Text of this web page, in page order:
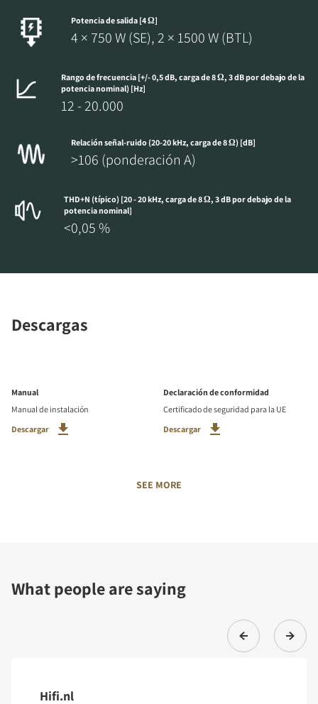
Potencia de salida [4 Ω]
4 × 750 W (SE), 2 × 1500 W (BTL)
Rango de frecuencia [+/- 0,5 dB, carga de 8 Ω, 3 dB por debajo de la
potencia nominal) [Hz]
12 - 20.000
Relación señal-ruido (20-20 kHz, carga de 8 Ω) [dB]
>106 (ponderación A)
THD+N (típico) [20 - 20 kHz, carga de 8 Ω, 3 dB por debajo de la
potencia nominal]
<0,05 %
Descargas
Manual
Manual de instalación
Descargar
Declaración de conformidad
Certificado de seguridad para la UE
Descargar
SEE MORE
What people are saying
Hifi.nl